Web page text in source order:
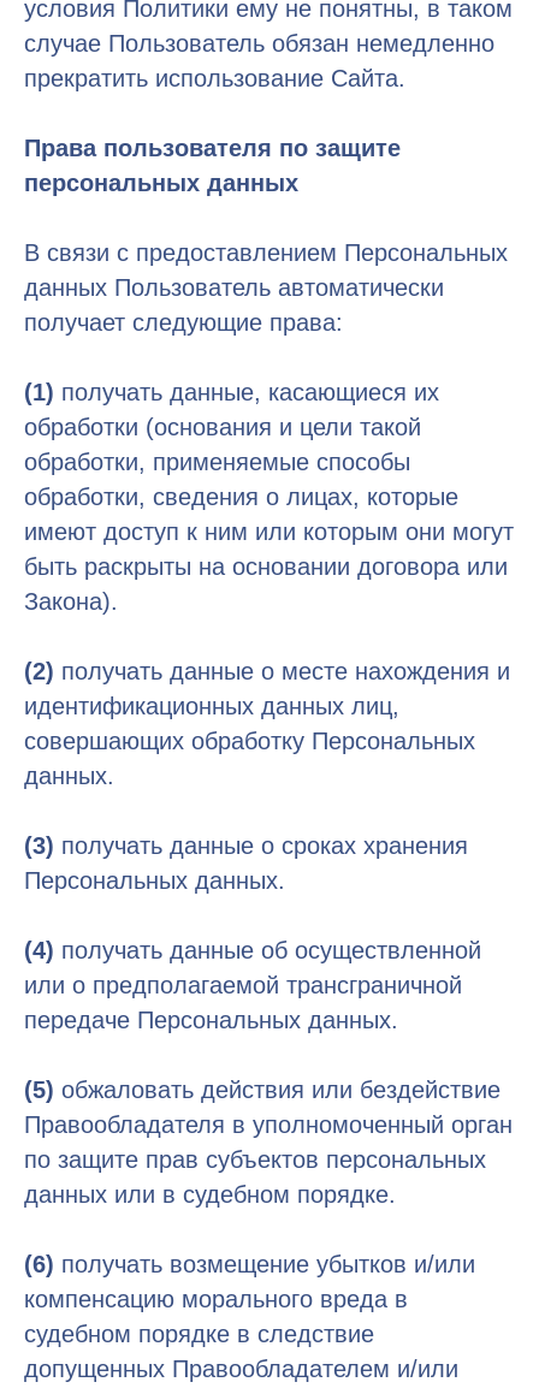
условия Политики ему не понятны, в таком
случае Пользователь обязан немедленно
прекратить использование Сайта.
Права пользователя по защите
персональных данных
В связи с предоставлением Персональных
данных Пользователь автоматически
получает следующие права:
(1) получать данные, касающиеся их
обработки (основания и цели такой
обработки, применяемые способы
обработки, сведения о лицах, которые
имеют доступ к ним или которым они могут
быть раскрыты на основании договора или
Закона).
(2) получать данные о месте нахождения и
идентификационных данных лиц,
совершающих обработку Персональных
данных.
(3) получать данные о сроках хранения
Персональных данных.
(4) получать данные об осуществленной
или о предполагаемой трансграничной
передаче Персональных данных.
(5) обжаловать действия или бездействие
Правообладателя в уполномоченный орган
по защите прав субъектов персональных
данных или в судебном порядке.
(6) получать возмещение убытков и/или
компенсацию морального вреда в
судебном порядке в следствие
допущенных Правообладателем и/или